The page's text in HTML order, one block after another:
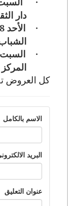
·
دار
·
·
كل العروض
الاسم بالكامل
البريد
عنوان التعليق